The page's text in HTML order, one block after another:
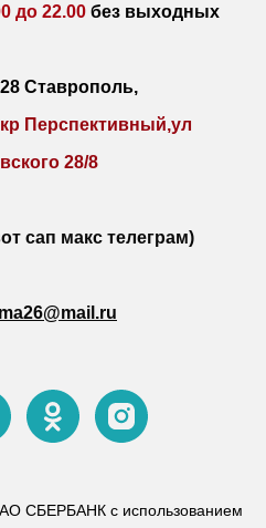
до 22.00без выходных
Ставрополь,
Перспективный,ул
28/8
сап макс телеграм)
СБЕРБАНК с использованием